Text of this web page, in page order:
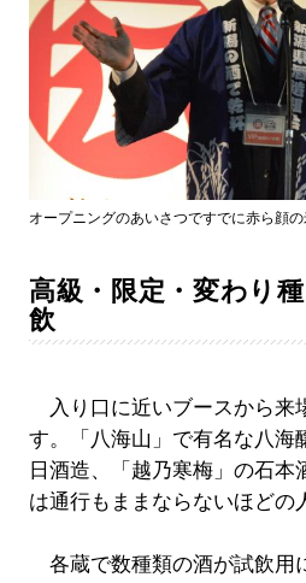
オープニングのあいさつですでに赤ら顔
高級・限定・変わり
飲
入り口に近いブースから来
す。「八海山」で有名な八海
日酒造、「越乃寒梅」の石本
は通行もままならないほどの
各蔵で数種類の酒が試飲用